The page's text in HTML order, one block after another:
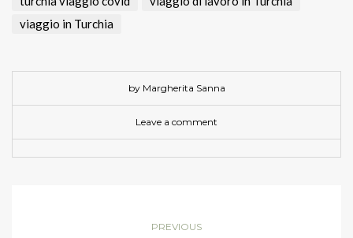
viaggio in Turchia
by Margherita Sanna
Leave a comment
PREVIOUS